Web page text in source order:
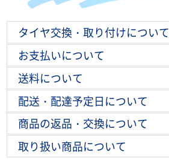
タイヤ交換・取り付けについて
お支払いについて
送料について
配送・配達予定日について
商品の返品・交換について
取り扱い商品について